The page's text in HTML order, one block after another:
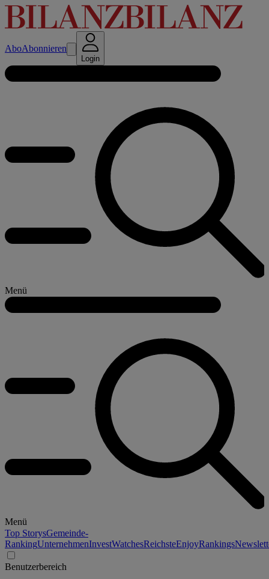
AboAbonnieren
Login
Menü
Menü
Top StorysGemeinde-
RankingUnternehmenInvestWatchesReichsteEnjoyRankings
Benutzerbereich